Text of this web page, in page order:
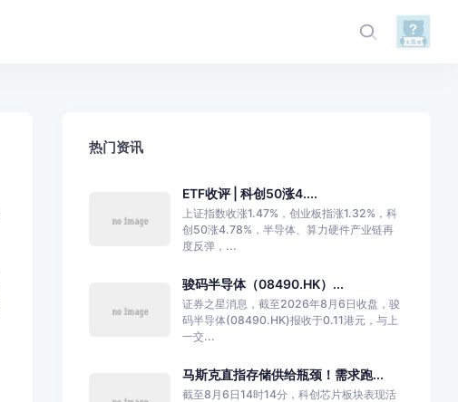
热门资讯
ETF收评 | 科创50涨4....
上证指数收涨1.47%，创业板指涨1.32%，科
创50涨4.78%，半导体、算力硬件产业链再
度反弹，...
骏码半导体（08490.HK）...
证券之星消息，截至2026年8月6日收盘，骏
码半导体(08490.HK)报收于0.11港元，与上
一交...
马斯克直指存储供给瓶颈！需求跑...
截至8月6日14时14分，科创芯片板块表现活